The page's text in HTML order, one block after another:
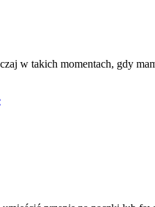
w takich momentach, gdy